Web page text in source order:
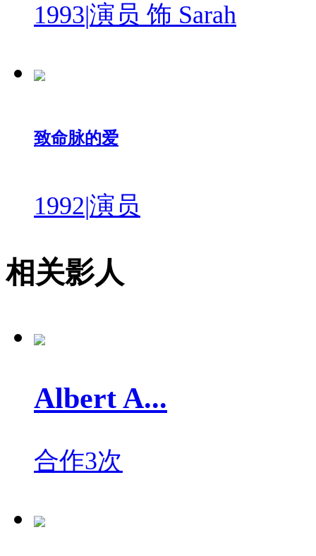
1993|演员 饰 Sarah
致命脉的爱
1992|演员
相关影人
Albert A...
合作3次